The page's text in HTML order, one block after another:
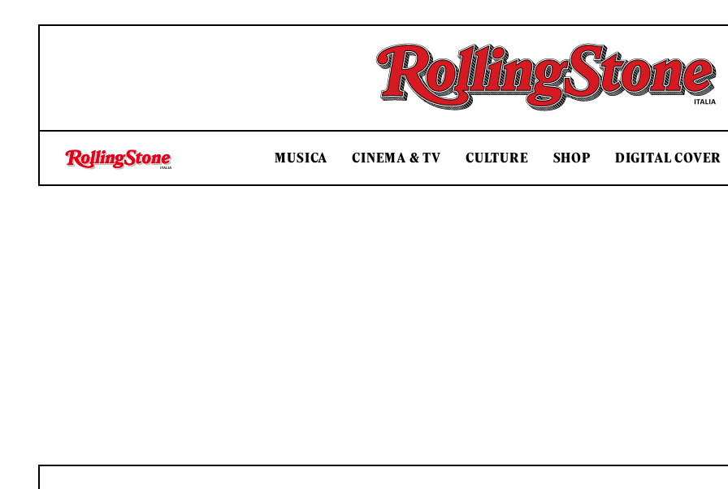
Rolling Stone Italia
MUSICA CINEMA & TV CULTURE SHOP DIGITAL COVER